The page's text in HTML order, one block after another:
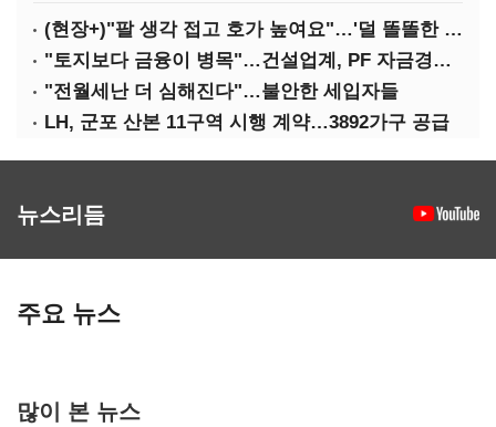
(현장+)"팔 생각 접고 호가 높여요"…'덜 똘똘한 한 채' 20억 키맞추기
"토지보다 금융이 병목"…건설업계, PF 자금경색 해소 목소리
"전월세난 더 심해진다"…불안한 세입자들
LH, 군포 산본 11구역 시행 계약…3892가구 공급
뉴스리듬
주요 뉴스
많이 본 뉴스